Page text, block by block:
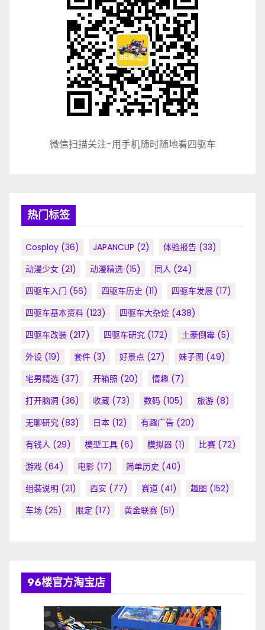
微信扫描关注-用手机随时随地看四驱车
热门标签
Cosplay (36) JAPANCUP (2) 体验报告 (33)
动漫少女 (21) 动漫精选 (15) 同人 (24)
四驱车入门 (56) 四驱车历史 (11) 四驱车发展 (17)
四驱车基本资料 (123) 四驱车大杂烩 (438)
四驱车改装 (217) 四驱车研究 (172) 土豪倒霉 (5)
外设 (19) 套件 (3) 好景点 (27) 妹子图 (49)
宅男精选 (37) 开箱照 (20) 情趣 (7)
打开脑洞 (36) 收藏 (73) 数码 (105) 旅游 (8)
无聊研究 (83) 日本 (12) 有趣广告 (20)
有钱人 (29) 模型工具 (6) 模拟器 (1) 比赛 (72)
游戏 (64) 电影 (17) 简单历史 (40)
组装说明 (21) 西安 (77) 赛道 (41) 趣图 (152)
车场 (25) 限定 (17) 黄金联赛 (51)
96楼官方淘宝店